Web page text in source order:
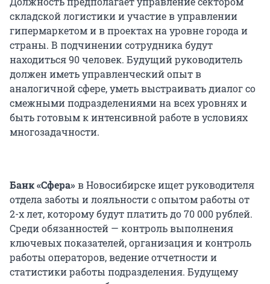
складской логистики и участие в управлении
гипермаркетом и в проектах на уровне города и
страны. В подчинении сотрудника будут
находиться 90 человек. Будущий руководитель
должен иметь управленческий опыт в
аналогичной сфере, уметь выстраивать диалог со
смежными подразделениями на всех уровнях и
быть готовым к интенсивной работе в условиях
многозадачности.
Банк «Сфера»в Новосибирске ищет руководителя
отдела заботы и лояльности с опытом работы от
2-х лет, которому будут платить до 70 000 рублей.
Среди обязанностей — контроль выполнения
ключевых показателей, организация и контроль
работы операторов, ведение отчетности и
статистики работы подразделения. Будущему